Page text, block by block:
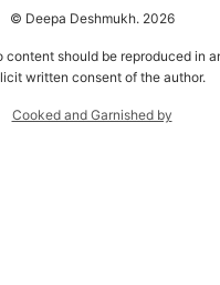
© Deepa Deshmukh. 2026
content should be reproduced in
written consent of the author.
Cooked and Garnished by